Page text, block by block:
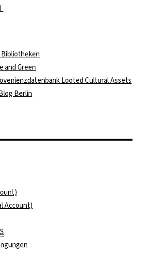
and Green
Looted Cultural Assets
Berlin
Account)